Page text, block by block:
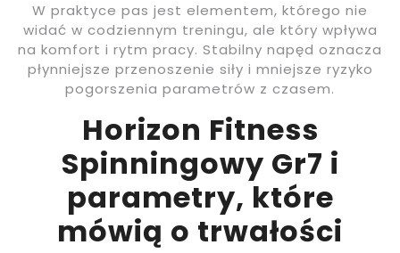
W praktyce pas jest elementem, którego nie
widać w codziennym treningu, ale który wpływa
na komfort i rytm pracy. Stabilny napęd oznacza
płynniejsze przenoszenie siły i mniejsze ryzyko
pogorszenia parametrów z czasem.
Horizon Fitness
Spinningowy Gr7 i
parametry, które
mówią o trwałości